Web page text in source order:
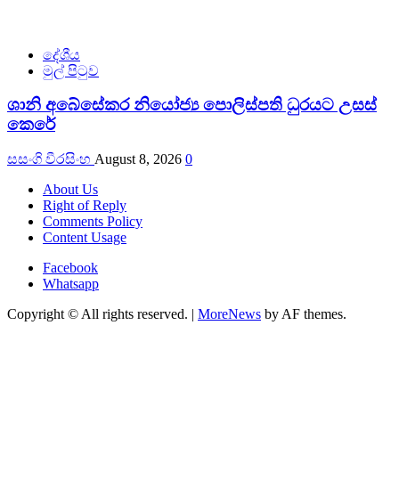
දේශීය
මුල් පිටුව
ශානි අබේසේකර නියෝජ්‍ය පොලිස්පති ධුරයට උසස්
කෙරේ
සසංගි වීරසිංහ August 8, 2026 0
About Us
Right of Reply
Comments Policy
Content Usage
Facebook
Whatsapp
Copyright © All rights reserved. | MoreNews by AF themes.